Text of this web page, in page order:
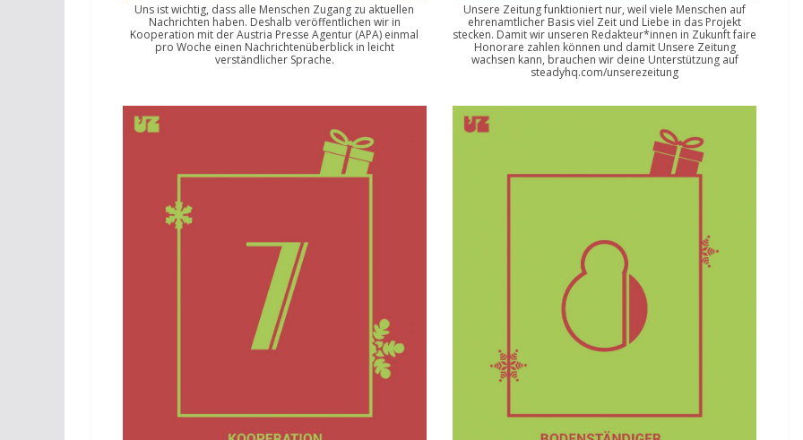
Uns ist wichtig, dass alle Menschen Zugang zu aktuellen
Nachrichten haben. Deshalb veröffentlichen wir in
Kooperation mit der Austria Presse Agentur (APA) einmal
pro Woche einen Nachrichtenüberblick in leicht
verständlicher Sprache.
Unsere Zeitung funktioniert nur, weil viele Menschen auf
ehrenamtlicher Basis viel Zeit und Liebe in das Projekt
stecken. Damit wir unseren Redakteur*innen in Zukunft faire
Honorare zahlen können und damit Unsere Zeitung
wachsen kann, brauchen wir deine Unterstützung auf
steadyhq.com/unserezeitung